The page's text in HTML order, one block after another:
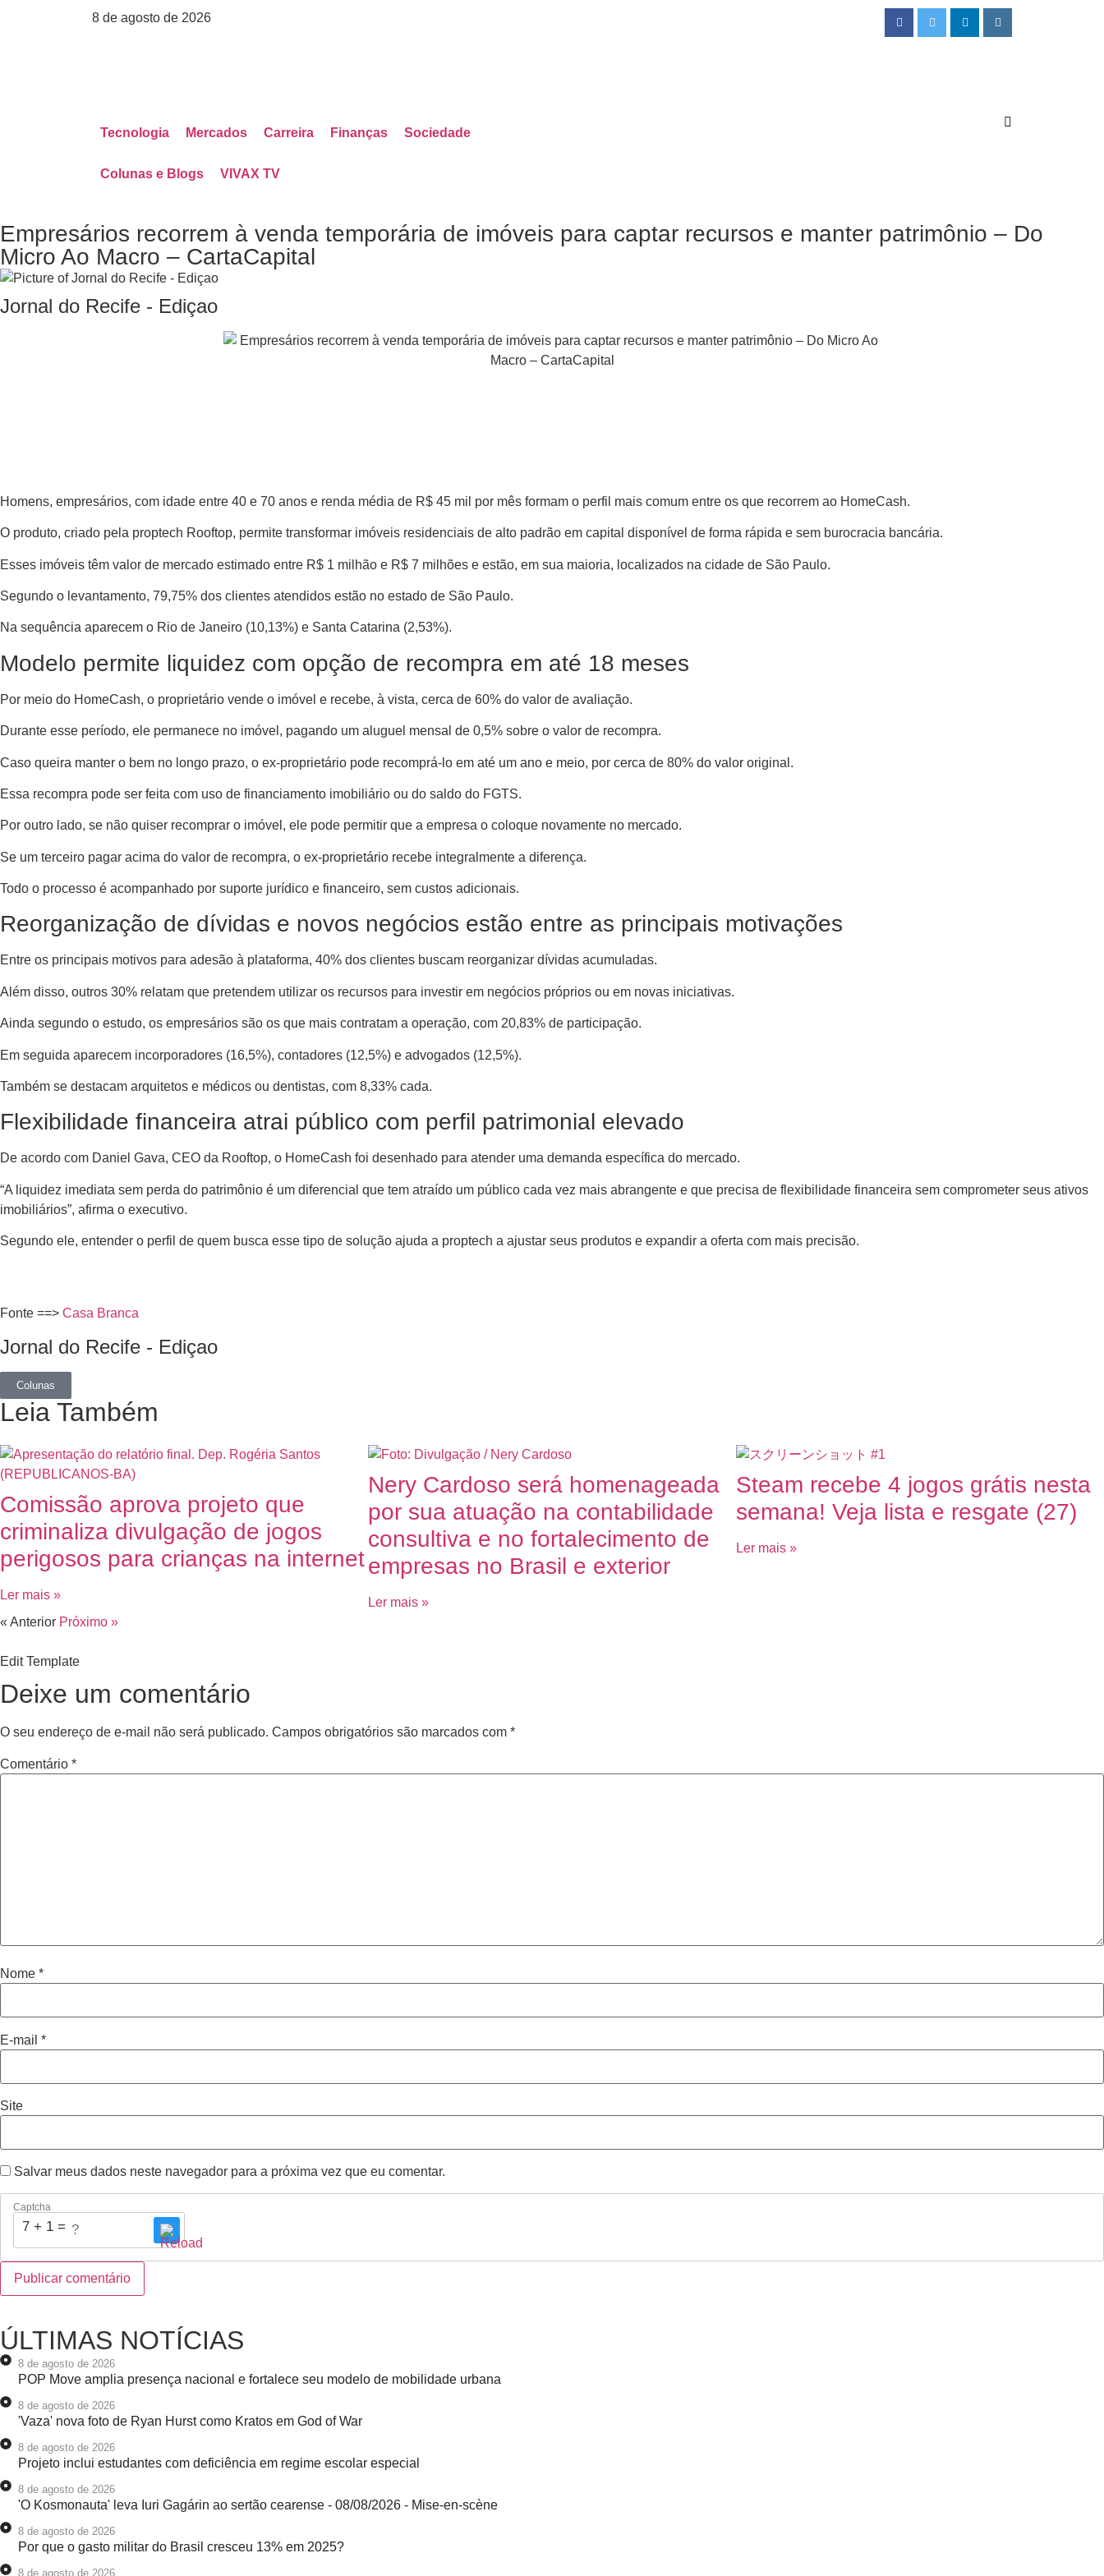
8 de agosto de 2026
Tecnologia Mercados Carreira Finanças Sociedade
Colunas e Blogs VIVAX TV
Empresários recorrem à venda temporária de imóveis para captar recursos e manter patrimônio – Do
Micro Ao Macro – CartaCapital
Jornal do Recife - Ediçao
Homens, empresários, com idade entre 40 e 70 anos e renda média de R$ 45 mil por mês formam o perfil mais comum entre os que recorrem ao HomeCash.
O produto, criado pela proptech Rooftop, permite transformar imóveis residenciais de alto padrão em capital disponível de forma rápida e sem burocracia bancária.
Esses imóveis têm valor de mercado estimado entre R$ 1 milhão e R$ 7 milhões e estão, em sua maioria, localizados na cidade de São Paulo.
Segundo o levantamento, 79,75% dos clientes atendidos estão no estado de São Paulo.
Na sequência aparecem o Rio de Janeiro (10,13%) e Santa Catarina (2,53%).
Modelo permite liquidez com opção de recompra em até 18 meses
Por meio do HomeCash, o proprietário vende o imóvel e recebe, à vista, cerca de 60% do valor de avaliação.
Durante esse período, ele permanece no imóvel, pagando um aluguel mensal de 0,5% sobre o valor de recompra.
Caso queira manter o bem no longo prazo, o ex-proprietário pode recomprá-lo em até um ano e meio, por cerca de 80% do valor original.
Essa recompra pode ser feita com uso de financiamento imobiliário ou do saldo do FGTS.
Por outro lado, se não quiser recomprar o imóvel, ele pode permitir que a empresa o coloque novamente no mercado.
Se um terceiro pagar acima do valor de recompra, o ex-proprietário recebe integralmente a diferença.
Todo o processo é acompanhado por suporte jurídico e financeiro, sem custos adicionais.
Reorganização de dívidas e novos negócios estão entre as principais motivações
Entre os principais motivos para adesão à plataforma, 40% dos clientes buscam reorganizar dívidas acumuladas.
Além disso, outros 30% relatam que pretendem utilizar os recursos para investir em negócios próprios ou em novas iniciativas.
Ainda segundo o estudo, os empresários são os que mais contratam a operação, com 20,83% de participação.
Em seguida aparecem incorporadores (16,5%), contadores (12,5%) e advogados (12,5%).
Também se destacam arquitetos e médicos ou dentistas, com 8,33% cada.
Flexibilidade financeira atrai público com perfil patrimonial elevado
De acordo com Daniel Gava, CEO da Rooftop, o HomeCash foi desenhado para atender uma demanda específica do mercado.
“A liquidez imediata sem perda do patrimônio é um diferencial que tem atraído um público cada vez mais abrangente e que precisa de flexibilidade financeira sem comprometer seus ativos
imobiliários”, afirma o executivo.
Segundo ele, entender o perfil de quem busca esse tipo de solução ajuda a proptech a ajustar seus produtos e expandir a oferta com mais precisão.
Fonte ==> Casa Branca
Jornal do Recife - Ediçao
Colunas
Leia Também
Comissão aprova projeto que
criminaliza divulgação de jogos
perigosos para crianças na internet
Ler mais »
Nery Cardoso será homenageada
por sua atuação na contabilidade
consultiva e no fortalecimento de
empresas no Brasil e exterior
Ler mais »
Steam recebe 4 jogos grátis nesta
semana! Veja lista e resgate (27)
Ler mais »
« Anterior Próximo »
Edit Template
Deixe um comentário
O seu endereço de e-mail não será publicado. Campos obrigatórios são marcados com *
Comentário *
Nome *
E-mail *
Site
Salvar meus dados neste navegador para a próxima vez que eu comentar.
Captcha
7 + 1 = ?
ÚLTIMAS NOTÍCIAS
8 de agosto de 2026
POP Move amplia presença nacional e fortalece seu modelo de mobilidade urbana
8 de agosto de 2026
'Vaza' nova foto de Ryan Hurst como Kratos em God of War
8 de agosto de 2026
Projeto inclui estudantes com deficiência em regime escolar especial
8 de agosto de 2026
'O Kosmonauta' leva Iuri Gagárin ao sertão cearense - 08/08/2026 - Mise-en-scène
8 de agosto de 2026
Por que o gasto militar do Brasil cresceu 13% em 2025?
8 de agosto de 2026